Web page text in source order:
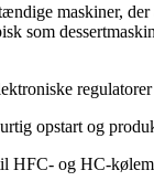
maskiner,
som
opstart og
HFC- og HC-